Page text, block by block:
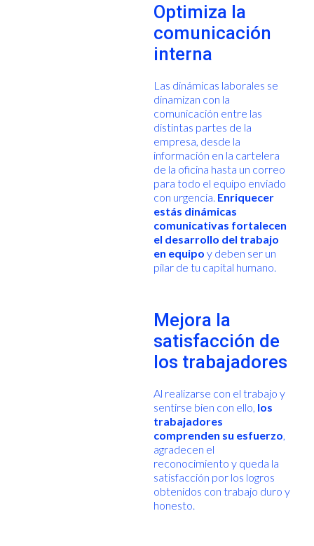
Optimiza la
comunicación
interna
Las dinámicas laborales se
dinamizan con la
comunicación entre las
distintas partes de la
empresa, desde la
información en la cartelera
de la oficina hasta un correo
para todo el equipo enviado
con urgencia. Enriquecer
estás dinámicas
comunicativas fortalecen
el desarrollo del trabajo
en equipo y deben ser un
pilar de tu capital humano.
Mejora la
satisfacción de
los trabajadores
Al realizarse con el trabajo y
sentirse bien con ello, los
trabajadores
comprenden su esfuerzo
agradecen el
reconocimiento y queda la
satisfacción por los logros
obtenidos con trabajo duro y
honesto.